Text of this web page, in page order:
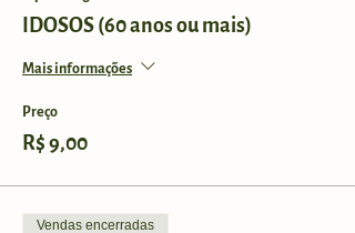
IDOSOS (60 anos ou mais)
Mais informações
Preço
R$ 9,00
Vendas encerradas